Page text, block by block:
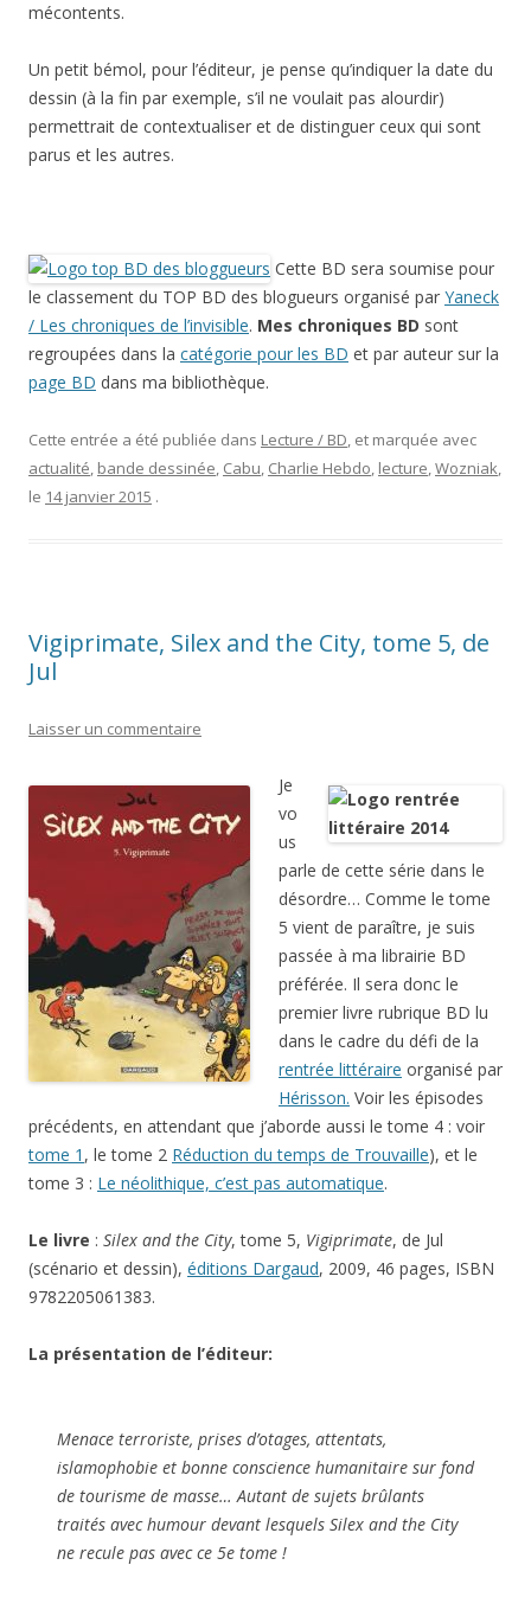
mécontents.
Un petit bémol, pour l’éditeur, je pense qu’indiquer la date du
dessin (à la fin par exemple, s’il ne voulait pas alourdir)
permettrait de contextualiser et de distinguer ceux qui sont
parus et les autres.
Cette BD sera soumise pour
le classement du TOP BD des blogueurs organisé par Yaneck
/ Les chroniques de l’invisible. Mes chroniques BD sont
regroupées dans la catégorie pour les BD et par auteur sur la
page BD dans ma bibliothèque.
Cette entrée a été publiée dans Lecture / BD, et marquée avec
actualité, bande dessinée, Cabu, Charlie Hebdo, lecture,Wozniak,
le 14 janvier 2015 .
Vigiprimate, Silex and the City, tome 5, de
Jul
Laisser un commentaire
Je
vo
us
parle de cette série dans le
désordre… Comme le tome
5 vient de paraître, je suis
passée à ma librairie BD
préférée. Il sera donc le
premier livre rubrique BD lu
dans le cadre du défi de la
rentrée littéraire organisé par
Hérisson. Voir les épisodes
précédents, en attendant que j’aborde aussi le tome 4 : voir
tome 1 , le tome 2 Réduction du temps de Trouvaille), et le
tome 3 : Le néolithique, c’est pas automatique.
Le livre : Silex and the City, tome 5, Vigiprimate, de Jul
(scénario et dessin), éditions Dargaud, 2009, 46 pages, ISBN
9782205061383.
La présentation de l’éditeur:
Menace terroriste, prises d’otages, attentats,
islamophobie et bonne conscience humanitaire sur fond
de tourisme de masse… Autant de sujets brûlants
traités avec humour devant lesquels Silex and the City
ne recule pas avec ce 5e tome !